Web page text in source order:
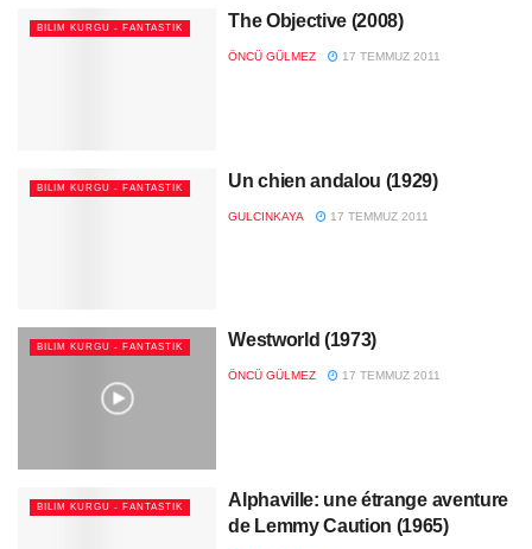
BILIM KURGU - FANTASTIK The Objective (2008)
ÖNCÜ GÜLMEZ 17 TEMMUZ 2011
BILIM KURGU - FANTASTIK Un chien andalou (1929)
GULCINKAYA 17 TEMMUZ 2011
BILIM KURGU - FANTASTIK Westworld (1973)
ÖNCÜ GÜLMEZ 17 TEMMUZ 2011
BILIM KURGU - FANTASTIK
Alphaville: une étrange aventure
de Lemmy Caution (1965)